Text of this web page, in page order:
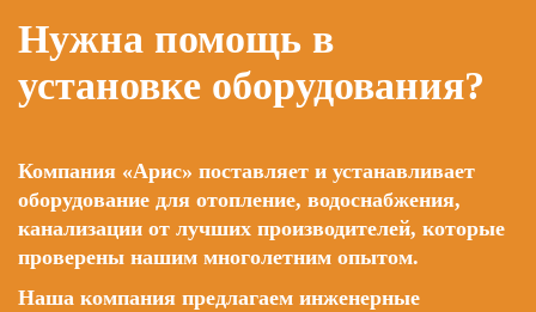
Нужна помощь в
установке оборудования?
Компания «Арис» поставляет и устанавливает
оборудование для отопление, водоснабжения,
канализации от лучших производителей, которые
проверены нашим многолетним опытом.
Наша компания предлагаем инженерные